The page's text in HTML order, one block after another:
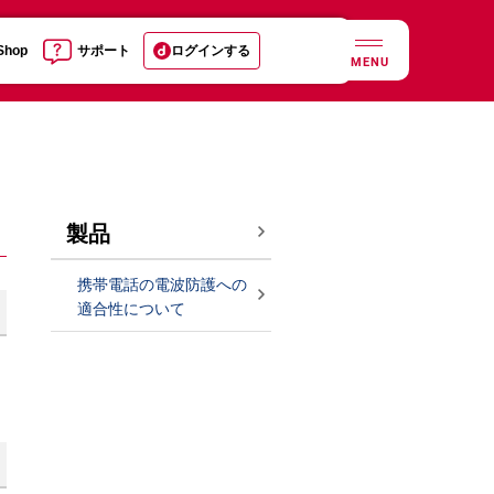
サポート ログインする
MENU
製品
携帯電話の電波防護への
適合性について